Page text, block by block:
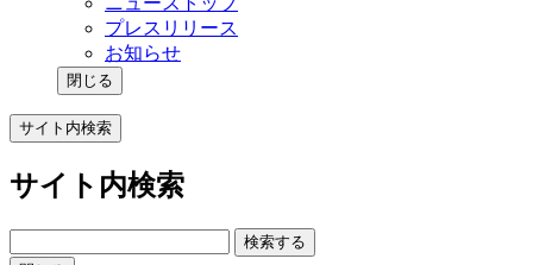
プレスリリース
お知らせ
閉じる
サイト内検索
サイト内検索
検索する